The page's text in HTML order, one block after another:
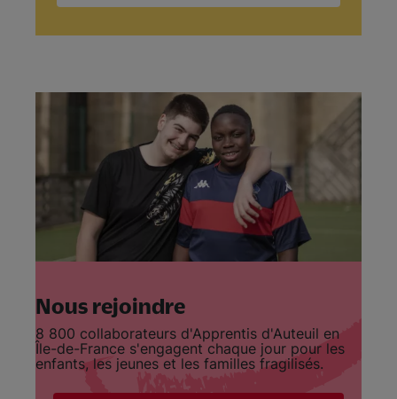
Nous rejoindre
8 800 collaborateurs d'Apprentis d'Auteuil en
Île-de-France s'engagent chaque jour pour les
enfants, les jeunes et les familles fragilisés.